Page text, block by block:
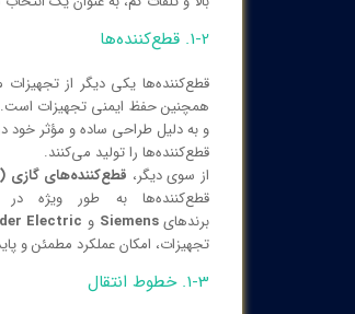
1-2. قطع‌کننده‌ها
قطع‌کننده‌ها یکی دیگر از
همچنین حفظ ایمنی تجهیزات است.
و به دلیل طراحی ساده و مؤثر خود
قطع‌کننده‌ها را تولید می‌کنند.
از سوی دیگر، قطع‌کننده‌های گازی (GIS)
قطع‌کننده‌ها به طور ویژه
برندهایSiemens و Electric
تجهیزات، امکان عملکرد مطمئن و
1-3. خطوط انتقال